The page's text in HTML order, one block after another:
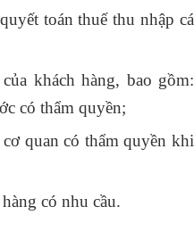
toán thuế thu nhập cá
khách hàng, bao gồm:
có thẩm quyền;
quan có thẩm quyền khi
có nhu cầu.